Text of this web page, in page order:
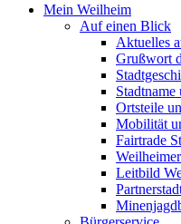
Mein Weilheim
Auf einen Blick
Aktuelles
Grußwort
Stadtname
Ortsteile
Mobilität
Fairtrade
Leitbild